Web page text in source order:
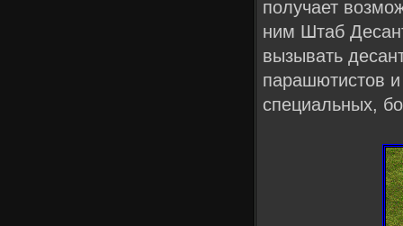
получает
ним Штаб
вызывать
парашютистов
специальных,